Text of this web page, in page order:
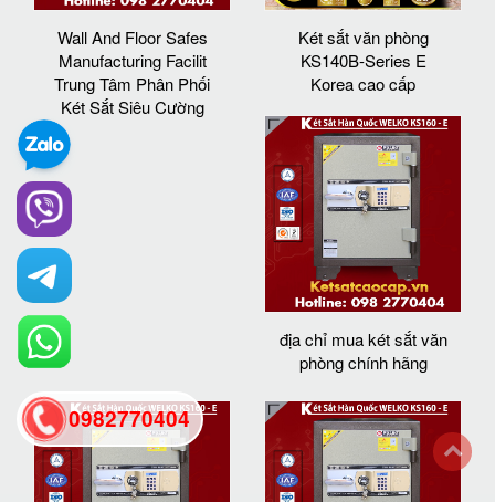
Wall And Floor Safes
Manufacturing Facilit
Trung Tâm Phân Phối
Két Sắt Siêu Cường
Két sắt văn phòng
KS140B-Series E
Korea cao cấp
địa chỉ mua két sắt văn
phòng chính hãng
0982770404